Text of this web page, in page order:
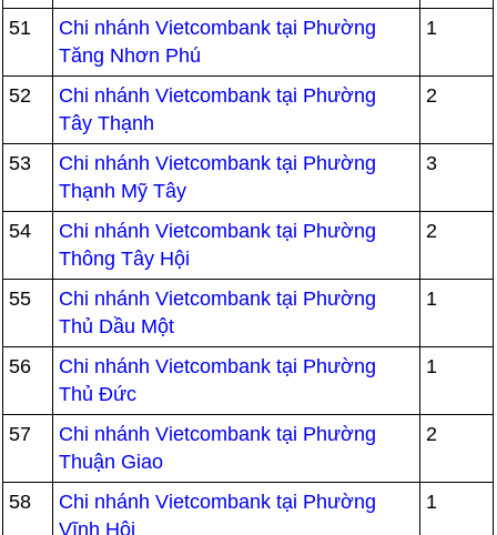
51
Chi nhánh Vietcombank tại Phường
Tăng Nhơn Phú
1
52
Chi nhánh Vietcombank tại Phường
Tây Thạnh
2
53
Chi nhánh Vietcombank tại Phường
Thạnh Mỹ Tây
3
54
Chi nhánh Vietcombank tại Phường
Thông Tây Hội
2
55
Chi nhánh Vietcombank tại Phường
Thủ Dầu Một
1
56
Chi nhánh Vietcombank tại Phường
Thủ Đức
1
57
Chi nhánh Vietcombank tại Phường
Thuận Giao
2
58
Chi nhánh Vietcombank tại Phường
Vĩnh Hội
1